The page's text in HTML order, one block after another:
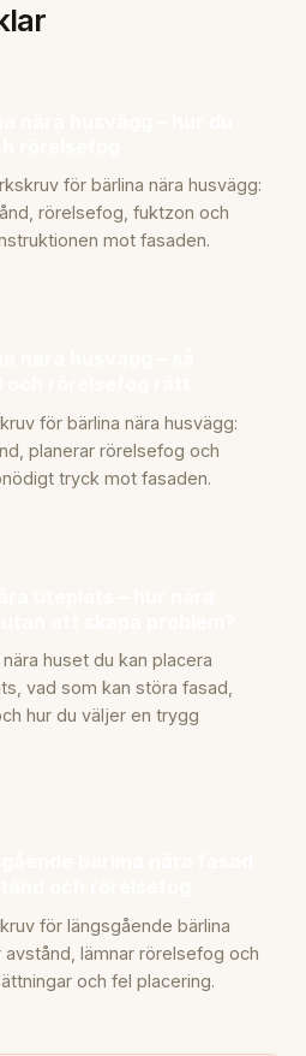
för bärlina nära husvägg:
rörelsefog, fuktzon och
mot fasaden.
för bärlina nära husvägg:
planerar rörelsefog och
tryck mot fasaden.
huset du kan placera
vad som kan störa fasad,
hur du väljer en trygg
för längsgående bärlina
avstånd, lämnar rörelsefog och
och fel placering.